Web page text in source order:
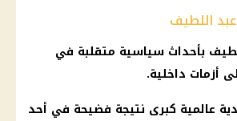
اللطيف
بأحداث سياسية متقلبة في
أزمات داخلية.
عالمية كبرى نتيجة فضيحة في أحد